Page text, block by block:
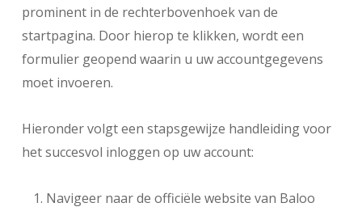
prominent in de rechterbovenhoek van de
startpagina. Door hierop te klikken, wordt een
formulier geopend waarin u uw accountgegevens
moet invoeren.
Hieronder volgt een stapsgewijze handleiding voor
het succesvol inloggen op uw account:
Navigeer naar de officiële website van Baloo